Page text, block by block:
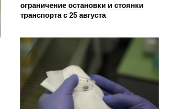
ограничение остановки и стоянки
транспорта с 25 августа